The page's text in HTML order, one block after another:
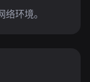
环境。